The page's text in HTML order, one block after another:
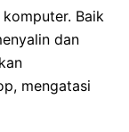
Baik
dan
mengatasi